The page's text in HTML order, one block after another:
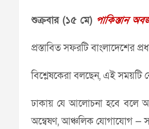
শুক্রবার (১৫ মে) পাকিস্তান
প্রস্তাবিত সফরটি বাংলাদেশের
বিশ্লেষকেরা বলছেন, এই
ঢাকায় যে আলোচনা হবে বলে
অন্বেষণ, আঞ্চলিক যোগাযোগ —